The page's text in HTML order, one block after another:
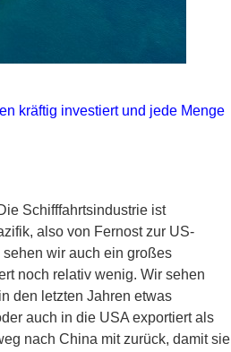
kräftig investiert und jede Menge
Schifffahrtsindustrie ist
also von Fernost zur US-
wir auch ein großes
noch relativ wenig. Wir sehen
den letzten Jahren etwas
auch in die USA exportiert als
nach China mit zurück, damit sie